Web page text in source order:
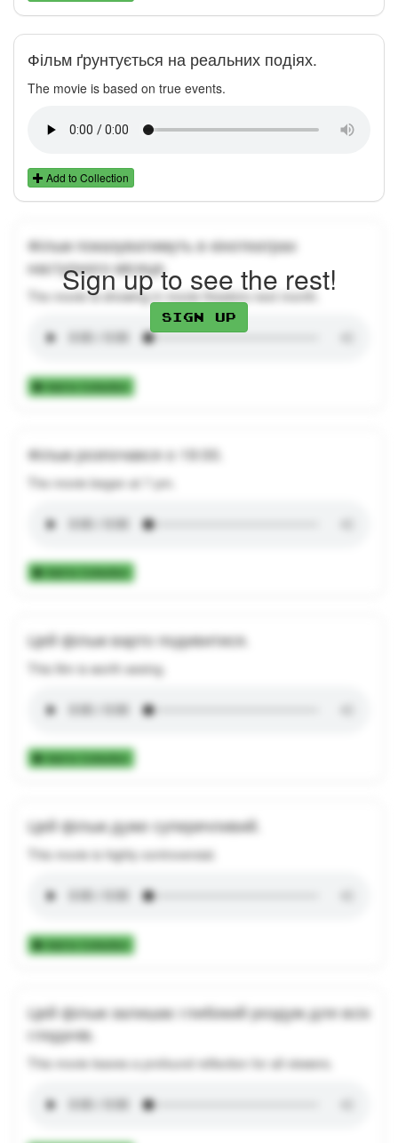
Фільм ґрунтується на реальних подіях.
The movie is based on true events.
Add to Collection
Фільм показуватимуть в кінотеатрах
наступного місяця.
The movie is showing in movie theaters next month.
Add to Collection
Фільм розпочався о 19:00.
The movie began at 7 pm.
Add to Collection
Цей фільм варто подивитися.
This film is worth seeing.
Add to Collection
Цей фільм дуже суперечливий.
This movie is highly controversial.
Add to Collection
Цей фільм залишає глибокий роздум для всіх
глядачів.
This movie leaves a profound reflection for all viewers.
Sign up to see the rest!
Sign up